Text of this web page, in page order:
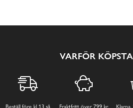
VARFÖR
Beställ före kl 13 så
Fraktfritt över 799 kr,